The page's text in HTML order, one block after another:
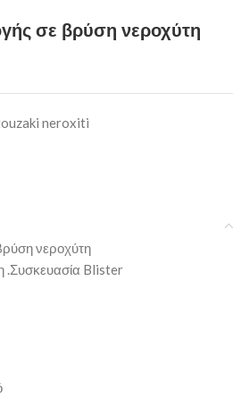
σε βρύση νεροχύτη
neroxiti
νεροχύτη
.Συσκευασία Blister